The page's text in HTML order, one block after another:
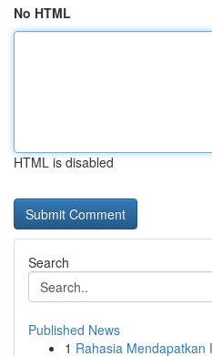
No HTML
HTML is disabled
Search
Published News
1 Rahasia Mendapatkan